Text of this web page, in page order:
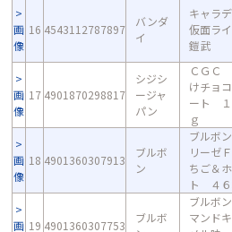
画
像
16 4543112787897
バンダ
イ
キャラ
仮面ラ
鎧武
画
像
17 4901870298817
シジシ
ージャ
パン
ＣＧＣ
けチョ
ート １
ｇ
画
像
18 4901360307913
ブルボ
ン
ブルボ
リーゼ
ちご＆
ト ４
画 19 4901360307753
ブルボ
ブルボ
マンド